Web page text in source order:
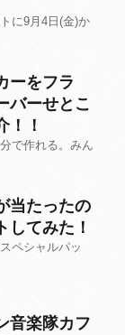
に9月4日(金)か
ーをフラ
バーせとこ
！！
で作れる。みん
当たったの
してみた！
ペシャルパッ
音楽隊カフ